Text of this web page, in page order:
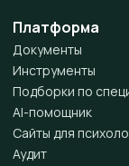
Платформа
Документы
Инструменты
Подборки по
AI-помощник
Сайты для
Аудит